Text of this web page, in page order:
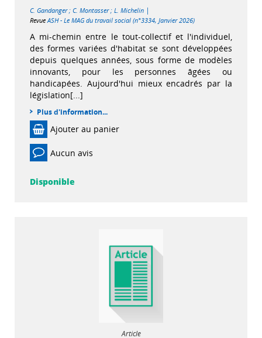
C. Gandanger; C. Montasser; L. Michelin |
RevueASH - Le MAG du travail social (n°3334, Janvier 2026)
A mi-chemin entre le tout-collectif et l'individuel,
des formes variées d'habitat se sont développées
depuis quelques années, sous forme de modèles
innovants, pour les personnes âgées ou
handicapées. Aujourd'hui mieux encadrés par la
législation[...]
Plus d'information...
Ajouter au panier
Aucun avis
Disponible
Article